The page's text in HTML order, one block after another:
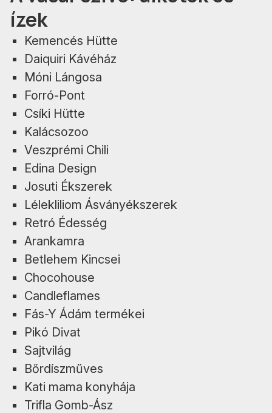
ízek
Kemencés Hütte
Daiquiri Kávéház
Móni Lángosa
Forró-Pont
Csíki Hütte
Kalácsozoo
Veszprémi Chili
Edina Design
Josuti Ékszerek
Lélekliliom Ásványékszerek
Retró Édesség
Arankamra
Betlehem Kincsei
Chocohouse
Candleflames
Fás-Y Ádám termékei
Pikó Divat
Sajtvilág
Bőrdíszműves
Kati mama konyhája
Trifla Gomb-Ász